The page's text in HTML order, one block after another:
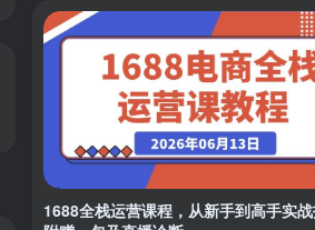
1688全栈运营课程，从新手到高手实战